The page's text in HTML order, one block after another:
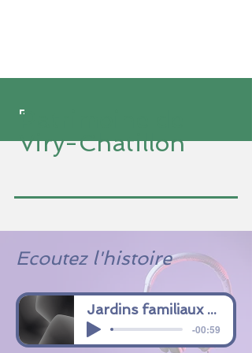
Patrimoine de
Viry-Chatillon
Ecoutez l'histoire
Jardins familiaux du Pré aux Boeufs
-00:59